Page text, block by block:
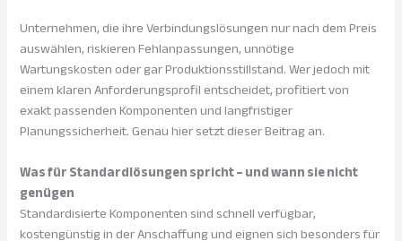
Unternehmen, die ihre Verbindungslösungen nur nach dem Preis
auswählen, riskieren Fehlanpassungen, unnötige
Wartungskosten oder gar Produktionsstillstand. Wer jedoch mit
einem klaren Anforderungsprofil entscheidet, profitiert von
exakt passenden Komponenten und langfristiger
Planungssicherheit. Genau hier setzt dieser Beitrag an.
Was für Standardlösungen spricht – und wann sie nicht
genügen
Standardisierte Komponenten sind schnell verfügbar,
kostengünstig in der Anschaffung und eignen sich besonders für